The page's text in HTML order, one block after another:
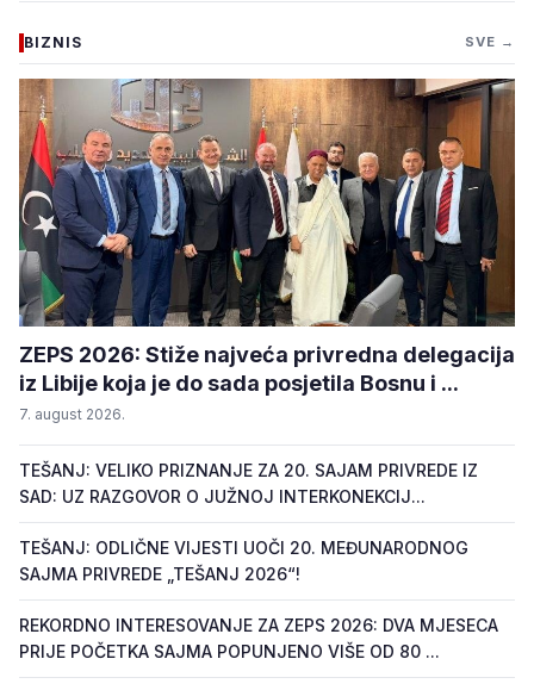
BIZNIS SVE →
ZEPS 2026: Stiže najveća privredna delegacija
iz Libije koja je do sada posjetila Bosnu i ...
7. august 2026.
TEŠANJ: VELIKO PRIZNANJE ZA 20. SAJAM PRIVREDE IZ
SAD: UZ RAZGOVOR O JUŽNOJ INTERKONEKCIJ...
TEŠANJ: ODLIČNE VIJESTI UOČI 20. MEĐUNARODNOG
SAJMA PRIVREDE „TEŠANJ 2026“!
REKORDNO INTERESOVANJE ZA ZEPS 2026: DVA MJESECA
PRIJE POČETKA SAJMA POPUNJENO VIŠE OD 80 ...